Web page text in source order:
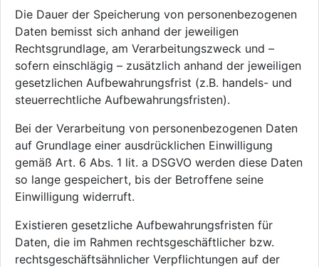
Die Dauer der Speicherung von personenbezogenen
Daten bemisst sich anhand der jeweiligen
Rechtsgrundlage, am Verarbeitungszweck und –
sofern einschlägig – zusätzlich anhand der jeweiligen
gesetzlichen Aufbewahrungsfrist (z.B. handels- und
steuerrechtliche Aufbewahrungsfristen).
Bei der Verarbeitung von personenbezogenen Daten
auf Grundlage einer ausdrücklichen Einwilligung
gemäß Art. 6 Abs. 1 lit. a DSGVO werden diese Daten
so lange gespeichert, bis der Betroffene seine
Einwilligung widerruft.
Existieren gesetzliche Aufbewahrungsfristen für
Daten, die im Rahmen rechtsgeschäftlicher bzw.
rechtsgeschäftsähnlicher Verpflichtungen auf der